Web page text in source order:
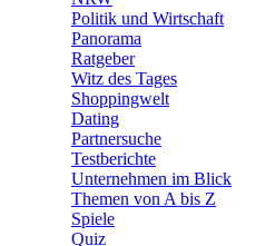
Politik und Wirtschaft
Panorama
Ratgeber
Witz des Tages
Shoppingwelt
Dating
Partnersuche
Testberichte
Unternehmen im Blick
Themen von A bis Z
Spiele
Quiz